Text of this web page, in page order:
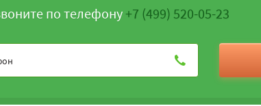
по телефону+7 (499) 520-05-23